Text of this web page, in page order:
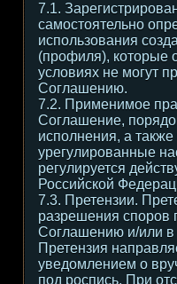
7.1.
самостоятельно
использования
(профиля), которые
условиях не могут
Соглашению.
7.2. Применимое
Соглашение,
исполнения, а
урегулированные
регулируется
Российской
7.3. Претензии.
разрешения споров
Соглашению и/или в
Претензия
уведомлением о
под роспись. При